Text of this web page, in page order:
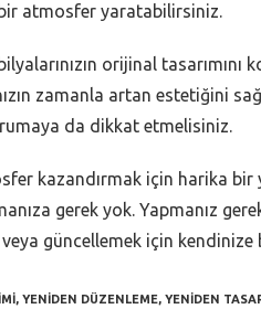
atmosfer yaratabilirsiniz.
orijinal tasarımını
zamanla artan estetiğini
da dikkat etmelisiniz.
kazandırmak için harika
gerek yok. Yapmanız
veya güncellemek için
, YENIDEN DÜZENLEME, YENIDEN